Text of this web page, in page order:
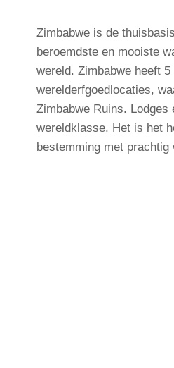
Zimbabwe is de
beroemdste en mooiste
wereld. Zimbabwe heeft 5
werelderfgoedlocaties,
Zimbabwe Ruins. Lodges
wereldklasse. Het is het
bestemming met prachtig